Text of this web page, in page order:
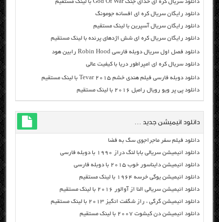
دانلود سریال کره ای خدای جنگ God Of War با لینک مستقیم
دانلود رایگان سریال کره ای افسانه جومونگ
دانلود رایگان سریال آسپرین با لینک مستقیم
دانلود رایگان سریال کره ای شش اژدهای پرنده با لینک مستقیم
دانلود فصل اول سریال دوبله فارسی Robin Hood رابین هود
دانلود سریال کره ای امپراطور دریا با کیفیت عالی
دانلود دوبله فارسی فیلم هندی خشم Tevar ۲۰۱۵ با لینک مستقیم
دانلود پی پر ویو رویال رامبل ۲۰۱۶ با لینک مستقیم
دانلود انیمیشن جدید …
دانلود فیلم سفر ماجراجوی سگ به فضا
دانلود انیمیشن سریالی بابا لنگ دراز ۱۹۹۰ با دوبله فارسی
دانلود انیمیشن دایناسور خوب ۲۰۱۵ با دوبله فارسی
دانلود انیمیشن یوگی خرسه ۱۹۶۴ با لینک مستقیم
دانلود انیمیشن سریالی النا از آوالور ۲۰۱۶ با لینک مستقیم
دانلود انیمیشن گرگی ، راز شگفت انگیز ۲۰۱۳ با لینک مستقیم
دانلود انیمیشن دن کیشوت ۲۰۰۷ با لینک مستقیم